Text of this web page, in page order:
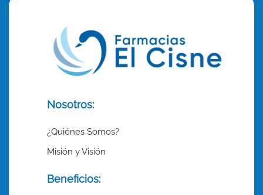
Nosotros:
¿Quiénes Somos?
Misión y Visión
Beneficios: